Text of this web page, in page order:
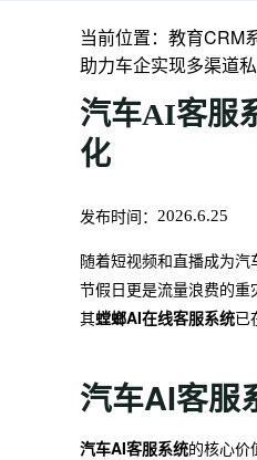
当前位置： 教育CRM
助力车企实现多渠道
汽车AI客服
化
发布时间： 2026.6.25
随着短视频和直播成为
节假日更是流量浪费的重
其螳螂AI在线客服系统已
汽车AI客服
汽车AI客服系统的核心价